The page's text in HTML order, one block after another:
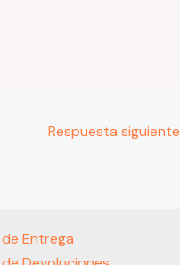
Respuesta siguiente
Entrega